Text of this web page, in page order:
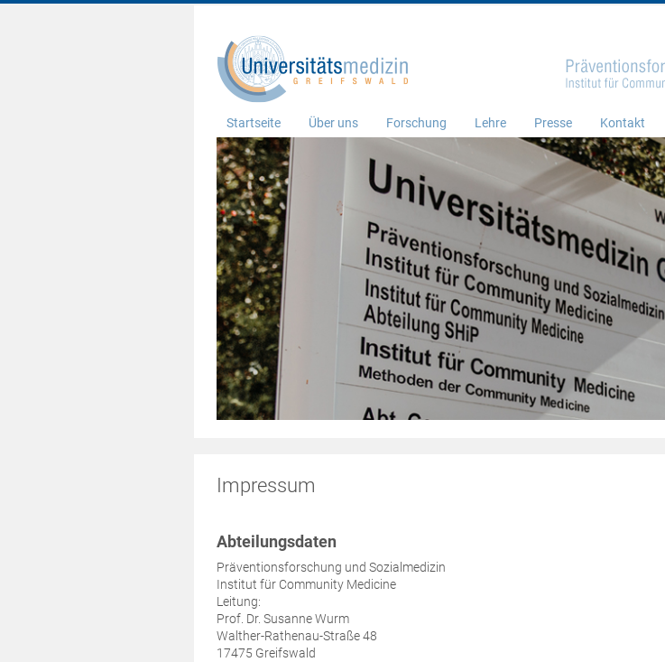
Startseite Über uns Forschung Lehre Presse Kontakt
Impressum
Abteilungsdaten
Präventionsforschung und Sozialmedizin
Institut für Community Medicine
Leitung:
Prof. Dr. Susanne Wurm
Walther-Rathenau-Straße 48
17475 Greifswald